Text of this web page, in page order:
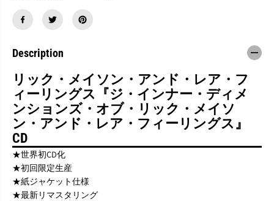
S
N
A
D
R
R
F
E
E
L
I
N
A
S
D
R
A
R
E
E
L
I
N
Description
リック・メイソン・アンド・レア・フ
ィーリングス『ジ・インナー・ディメ
ンションズ・オブ・リック・メイソ
ン・アンド・レア・フィーリングス』
CD
★世界初CD化
★初回限定生産
★紙ジャケット仕様
★最新リマスタリング